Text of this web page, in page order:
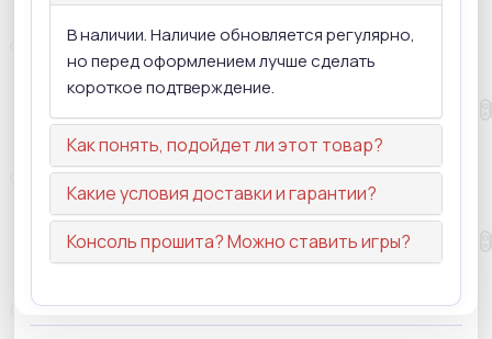
В наличии. Наличие обновляется регулярно,
но перед оформлением лучше сделать
короткое подтверждение.
Как понять, подойдет ли этот товар?
Какие условия доставки и гарантии?
Консоль прошита? Можно ставить игры?